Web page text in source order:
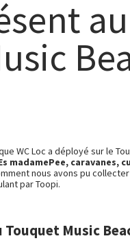
au
WC Loc a déployé sur le
madamePee, caravanes,
nous avons pu collecter
par Toopi.
Music